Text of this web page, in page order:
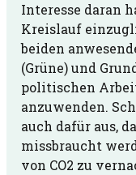
Interesse daran
Kreislauf
beiden
(Grüne) und
politischen
anzuwenden.
auch dafür aus,
missbraucht
von CO2 zu